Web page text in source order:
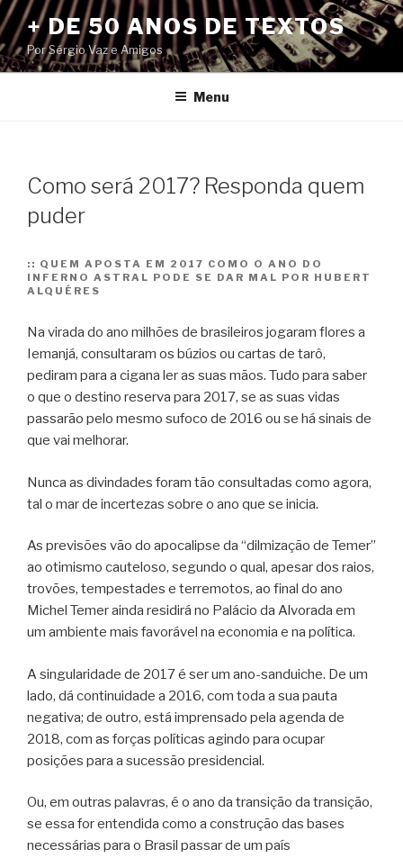
Pular
para
o
conteúdo
+ DE 50 ANOS DE TEXTOS
Por Sérgio Vaz e Amigos
Menu
Como será 2017? Responda quem
puder
:: QUEM APOSTA EM 2017 COMO O ANO DO
INFERNO ASTRAL PODE SE DAR MAL POR HUBERT
ALQUÉRES
Na virada do ano milhões de brasileiros jogaram flores a
Iemanjá, consultaram os búzios ou cartas de tarô,
pediram para a cigana ler as suas mãos. Tudo para saber
o que o destino reserva para 2017, se as suas vidas
passarão pelo mesmo sufoco de 2016 ou se há sinais de
que vai melhorar.
Nunca as divindades foram tão consultadas como agora,
tal o mar de incertezas sobre o ano que se inicia.
As previsões vão do apocalipse da “dilmização de Temer”
ao otimismo cauteloso, segundo o qual, apesar dos raios,
trovões, tempestades e terremotos, ao final do ano
Michel Temer ainda residirá no Palácio da Alvorada em
um ambiente mais favorável na economia e na política.
A singularidade de 2017 é ser um ano-sanduiche. De um
lado, dá continuidade a 2016, com toda a sua pauta
negativa; de outro, está imprensado pela agenda de
2018, com as forças políticas agindo para ocupar
posições para a sucessão presidencial.
Ou, em outras palavras, é o ano da transição da transição,
se essa for entendida como a construção das bases
necessárias para o Brasil passar de um país